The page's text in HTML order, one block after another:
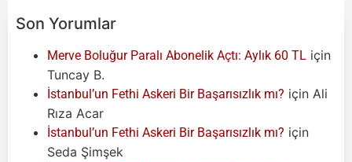
Son Yorumlar
Merve Boluğur Paralı Abonelik Açtı: Aylık 60 TL için
Tuncay B.
İstanbul’un Fethi Askeri Bir Başarısızlık mı? için Ali
Rıza Acar
İstanbul’un Fethi Askeri Bir Başarısızlık mı? için
Seda Şimşek